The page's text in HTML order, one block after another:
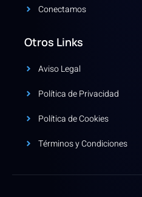
Conectamos
Otros Links
Aviso Legal
Política de Privacidad
Política de Cookies
Términos y Condiciones